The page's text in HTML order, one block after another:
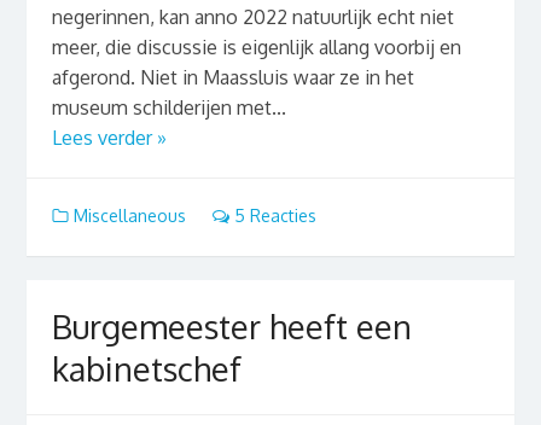
negerinnen, kan anno 2022 natuurlijk echt niet
meer, die discussie is eigenlijk allang voorbij en
afgerond. Niet in Maassluis waar ze in het
museum schilderijen met...
Lees verder »
Miscellaneous 5 Reacties
Burgemeester heeft een
kabinetschef